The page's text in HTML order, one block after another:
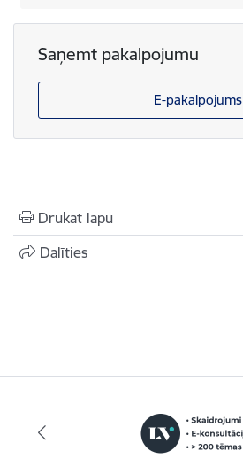
Saņemt pakalpojumu
E-pakalpojums
Drukāt lapu
Dalīties